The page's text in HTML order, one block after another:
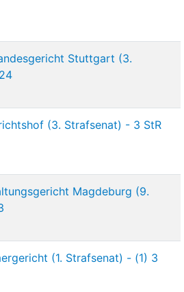
Stuttgart (3.
(3. Strafsenat) - 3 StR
Magdeburg (9.
(1. Strafsenat) - (1) 3